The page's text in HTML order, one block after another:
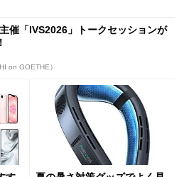
催「IVS2026」トークセッションが
on GOETHE）